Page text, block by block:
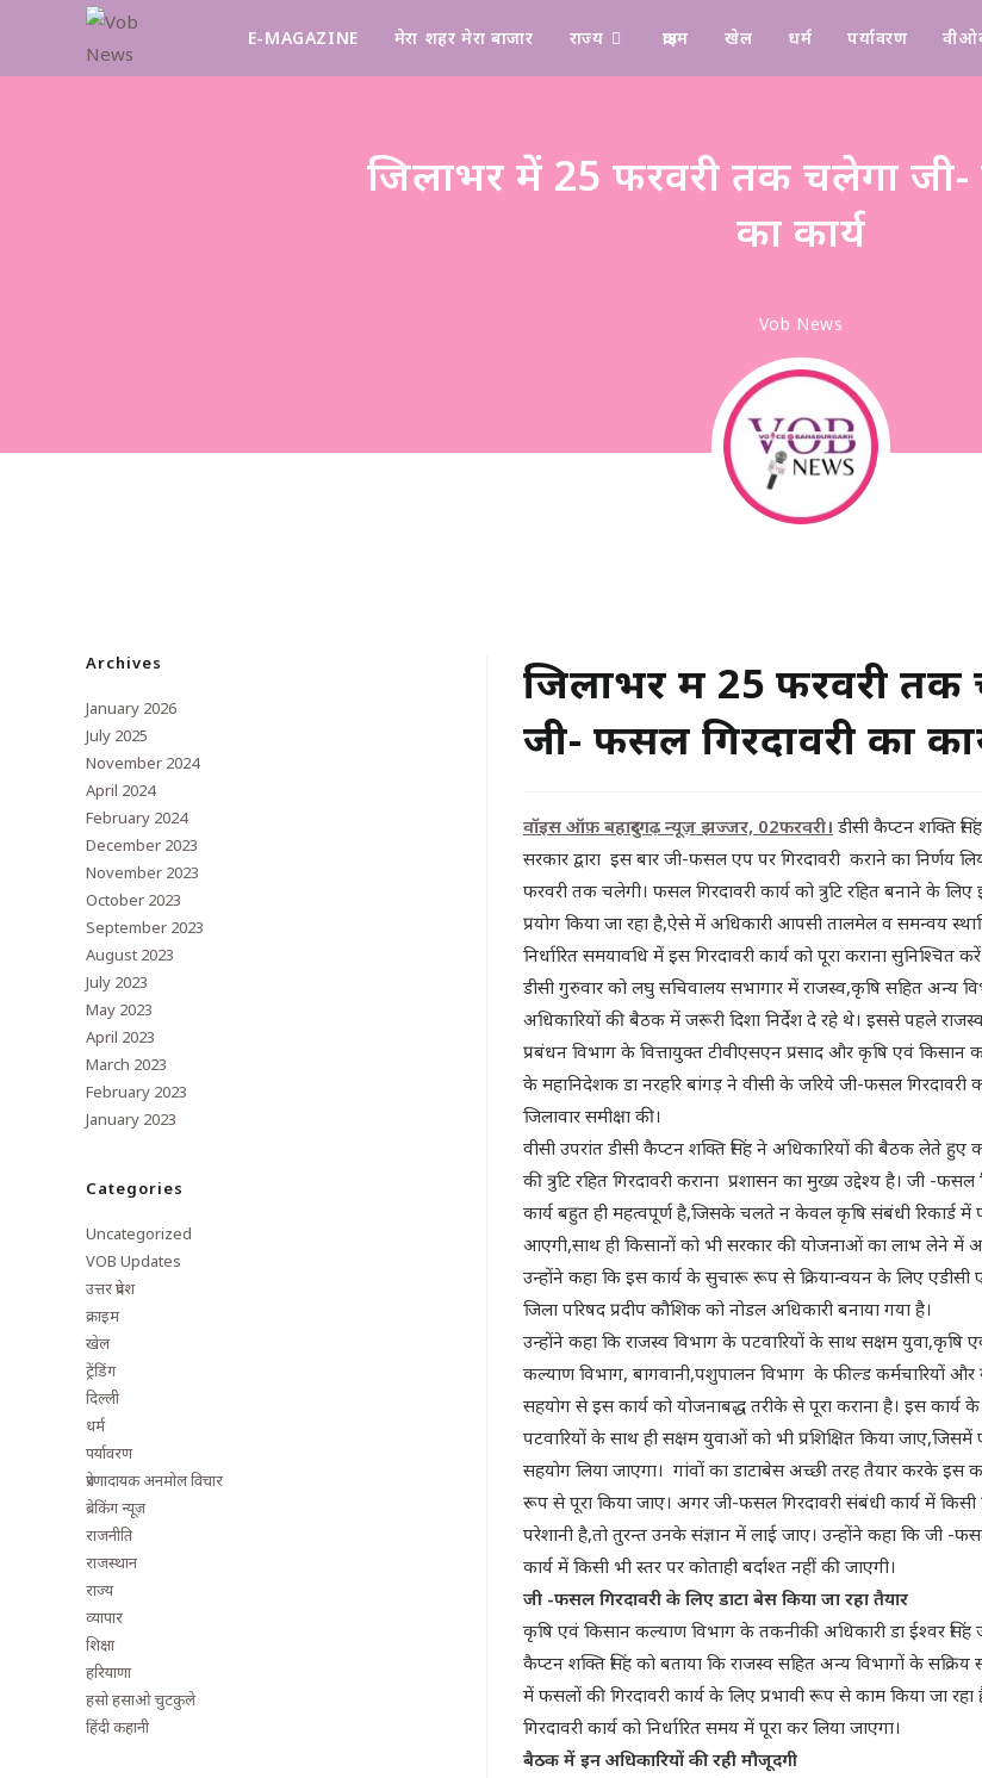
E-MAGAZINE मेरा शहर मेरा बाजार राज्य क्राइम खेल धर्म पर्यावरण
जिलाभर में 25 फरवरी तक चलेगा जी-
का कार्य
Vob News
जिलाभर में 25 फरवरी तक
जी- फसल गिरदावरी का
वॉइस ऑफ़ बहादुरगढ़ न्यूज़ झज्जर, 02फरवरी। डीसी कैप्टन शक्ति
सरकार द्वारा इस बार जी-फसल एप पर गिरदावरी कराने का निर्णय
फरवरी तक चलेगी। फसल गिरदावरी कार्य को त्रुटि रहित बनाने के
प्रयोग किया जा रहा है,ऐसे में अधिकारी आपसी तालमेल व समन्वय
निर्धारित समयावधि में इस गिरदावरी कार्य को पूरा कराना सुनिश्चित
डीसी गुरुवार को लघु सचिवालय सभागार में राजस्व,कृषि सहित अन्य
अधिकारियों की बैठक में जरूरी दिशा निर्देश दे रहे थे। इससे पहले
प्रबंधन विभाग के वित्तायुक्त टीवीएसएन प्रसाद और कृषि एवं किसान
के महानिदेशक डा नरहरि बांगड़ ने वीसी के जरिये जी-फसल गिरदावरी
जिलावार समीक्षा की।
वीसी उपरांत डीसी कैप्टन शक्ति सिंह ने अधिकारियों की बैठक लेते हुए
की त्रुटि रहित गिरदावरी कराना प्रशासन का मुख्य उद्देश्य है। जी -फसल
कार्य बहुत ही महत्वपूर्ण है,जिसके चलते न केवल कृषि संबंधी रिकार्ड में
आएगी,साथ ही किसानों को भी सरकार की योजनाओं का लाभ लेने में
उन्होंने कहा कि इस कार्य के सुचारू रूप से क्रियान्वयन के लिए
जिला परिषद प्रदीप कौशिक को नोडल अधिकारी बनाया गया है।
उन्होंने कहा कि राजस्व विभाग के पटवारियों के साथ सक्षम युवा,कृषि
कल्याण विभाग, बागवानी,पशुपालन विभाग के फील्ड कर्मचारियों और
सहयोग से इस कार्य को योजनाबद्ध तरीके से पूरा कराना है। इस कार्य
पटवारियों के साथ ही सक्षम युवाओं को भी प्रशिक्षित किया
सहयोग लिया जाएगा। गांवों का डाटाबेस अच्छी तरह तैयार करके इस
रूप से पूरा किया जाए। अगर जी-फसल गिरदावरी संबंधी कार्य में किसी
परेशानी है,तो तुरन्त उनके संज्ञान में लाई जाए। उन्होंने कहा कि जी -
कार्य में किसी भी स्तर पर कोताही बर्दाश्त नहीं की जाएगी।
जी -फसल गिरदावरी के लिए डाटा बेस किया जा रहा तैयार
कृषि एवं किसान कल्याण विभाग के तकनीकी अधिकारी डा ईश्वर सिंह
कैप्टन शक्ति सिंह को बताया कि राजस्व सहित अन्य विभागों के सक्रिय
में फसलों की गिरदावरी कार्य के लिए प्रभावी रूप से काम किया जा
गिरदावरी कार्य को निर्धारित समय में पूरा कर लिया जाएगा।
बैठक में इन अधिकारियों की रही मौजूदगी
Archives
January 2026
July 2025
November 2024
April 2024
February 2024
December 2023
November 2023
October 2023
September 2023
August 2023
July 2023
May 2023
April 2023
March 2023
February 2023
January 2023
Categories
Uncategorized
VOB Updates
उत्तर प्रदेश
क्राइम
खेल
ट्रेंडिंग
दिल्ली
धर्म
पर्यावरण
प्रेरणादायक अनमोल विचार
ब्रेकिंग न्यूज़
राजनीति
राजस्थान
राज्य
व्यापार
शिक्षा
हरियाणा
हसो हसाओ चुटकुले
हिंदी कहानी
Design & Manage By Digital Drolia